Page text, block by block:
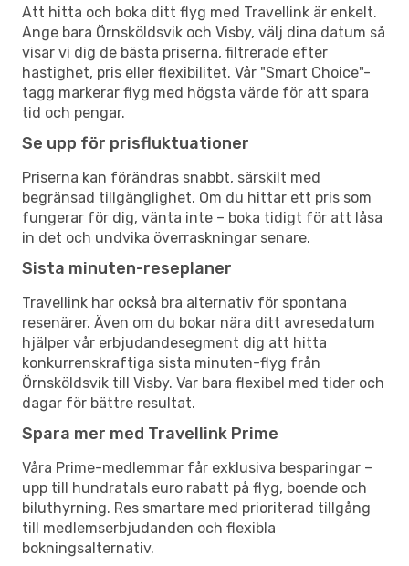
Att hitta och boka ditt flyg med Travellink är enkelt.
Ange bara Örnsköldsvik och Visby, välj dina datum så
visar vi dig de bästa priserna, filtrerade efter
hastighet, pris eller flexibilitet. Vår "Smart Choice"-
tagg markerar flyg med högsta värde för att spara
tid och pengar.
Se upp för prisfluktuationer
Priserna kan förändras snabbt, särskilt med
begränsad tillgänglighet. Om du hittar ett pris som
fungerar för dig, vänta inte – boka tidigt för att låsa
in det och undvika överraskningar senare.
Sista minuten-reseplaner
Travellink har också bra alternativ för spontana
resenärer. Även om du bokar nära ditt avresedatum
hjälper vår erbjudandesegment dig att hitta
konkurrenskraftiga sista minuten-flyg från
Örnsköldsvik till Visby. Var bara flexibel med tider och
dagar för bättre resultat.
Spara mer med Travellink Prime
Våra Prime-medlemmar får exklusiva besparingar –
upp till hundratals euro rabatt på flyg, boende och
biluthyrning. Res smartare med prioriterad tillgång
till medlemserbjudanden och flexibla
bokningsalternativ.